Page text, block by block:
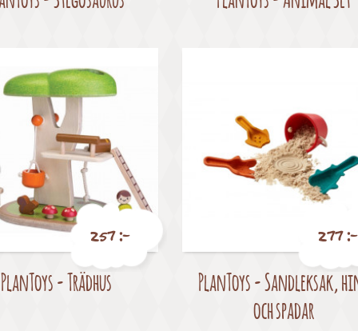
Pris
257 :-
PlanToys - Trädhus Pris
277 :-
PlanToys - Sandleksak,
och spadar